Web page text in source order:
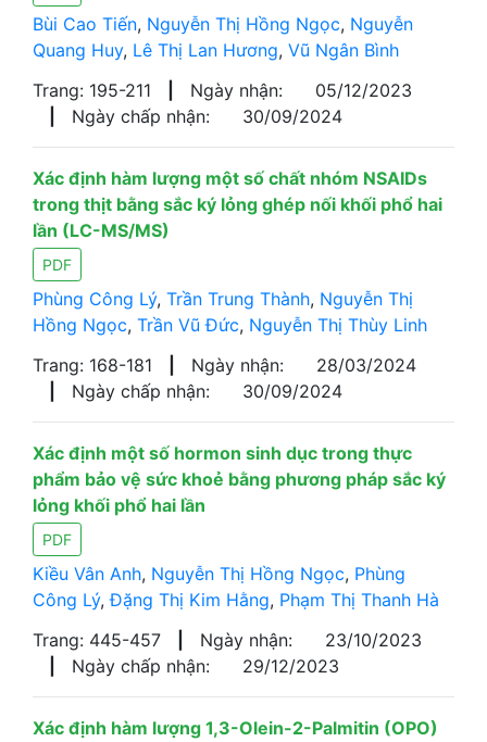
Bùi Cao Tiến, Nguyễn Thị Hồng Ngọc, Nguyễn
Quang Huy, Lê Thị Lan Hương, Vũ Ngân Bình
Trang: 195-211
Ngày nhận:
05/12/2023
Ngày chấp nhận: 30/09/2024
Xác định hàm lượng một số chất nhóm NSAIDs
trong thịt bằng sắc ký lỏng ghép nối khối phổ hai
lần (LC-MS/MS)
PDF
Phùng Công Lý, Trần Trung Thành, Nguyễn Thị
Hồng Ngọc, Trần Vũ Đức, Nguyễn Thị Thùy Linh
Trang: 168-181
Ngày nhận:
28/03/2024
Ngày chấp nhận: 30/09/2024
Xác định một số hormon sinh dục trong thực
phẩm bảo vệ sức khoẻ bằng phương pháp sắc ký
lỏng khối phổ hai lần
PDF
Kiều Vân Anh, Nguyễn Thị Hồng Ngọc, Phùng
Công Lý,Đặng Thị Kim Hằng, Phạm Thị Thanh Hà
Trang: 445-457
Ngày nhận:
23/10/2023
Ngày chấp nhận: 29/12/2023
Xác định hàm lượng 1,3-Olein-2-Palmitin (OPO)